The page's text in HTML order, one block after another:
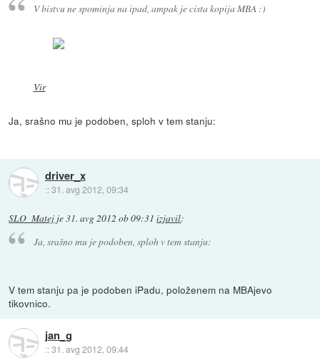
V bistvu ne spominja na ipad, ampak je cista kopija MBA :)
Vir
Ja, srašno mu je podoben, sploh v tem stanju:
driver_x
::31. avg 2012, 09:34
SLO_Matej je31. avg 2012 ob 09:31 izjavil:
Ja, srašno mu je podoben, sploh v tem stanju:
V tem stanju pa je podoben iPadu, položenem na MBAjevo
tikovnico.
jan_g
::31. avg 2012, 09:44